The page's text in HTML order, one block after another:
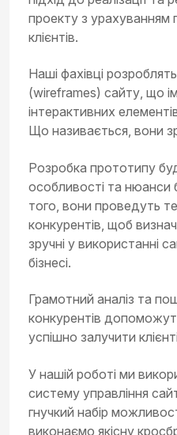
проекту з урахуванням
клієнтів.
Наші фахівці
(wireframes) сайту, що
інтерактивних
Що називається, вони
Розробка прототипу
особливості та нюанси
того, вони проведуть
конкурентів, щоб
зручні у використанні
бізнесі.
Грамотний аналіз та
конкурентів
успішно залучити
У нашій роботі ми
систему управління
гнучкий набір
виконаємо якісну